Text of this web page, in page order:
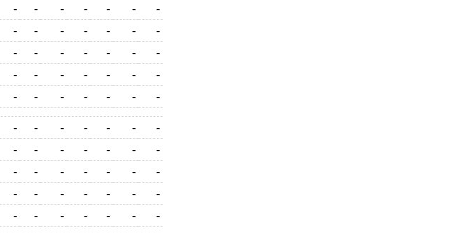
- - - - - -
-
- - - - - -
-
- - - - - -
-
- - - - - -
-
- - - - - - -
- - - - - -
-
- - - - - -
-
- - - - - -
-
- - - - - -
-
- - - - - - -